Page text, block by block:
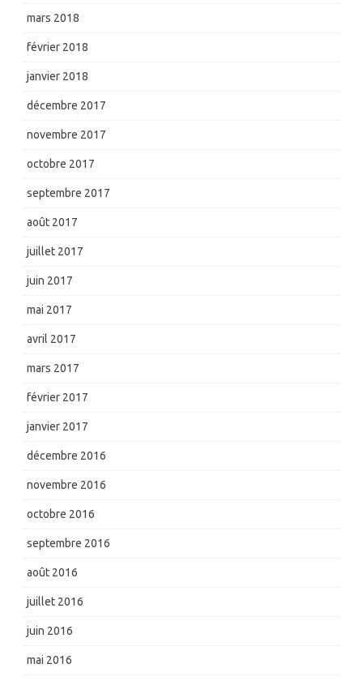
mars 2018
février 2018
janvier 2018
décembre 2017
novembre 2017
octobre 2017
septembre 2017
août 2017
juillet 2017
juin 2017
mai 2017
avril 2017
mars 2017
février 2017
janvier 2017
décembre 2016
novembre 2016
octobre 2016
septembre 2016
août 2016
juillet 2016
juin 2016
mai 2016